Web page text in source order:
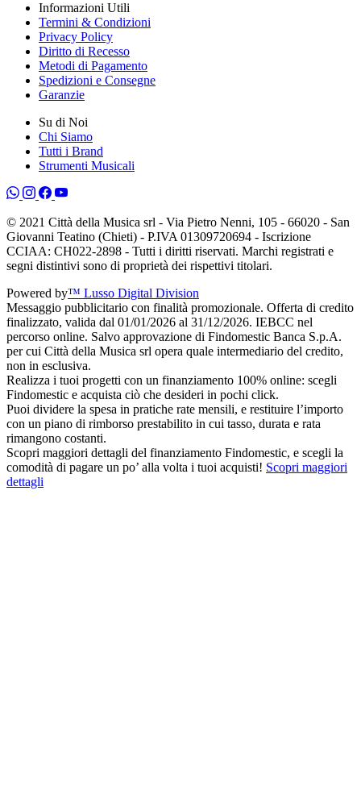
Informazioni Utili
Termini & Condizioni
Privacy Policy
Diritto di Recesso
Metodi di Pagamento
Spedizioni e Consegne
Garanzie
Su di Noi
Chi Siamo
Tutti i Brand
Strumenti Musicali
© 2021 Città della Musica srl - Via Pietro Nenni, 105 - 66020 - San
Giovanni Teatino (Chieti) - P.IVA 01309720694 - Iscrizione
CCIAA: CH022-2898 - Tutti i diritti riservati. Marchi registrati e
segni distintivi sono di proprietà dei rispettivi titolari.
Powered by™ Lusso Digital Division
Messaggio pubblicitario con finalità promozionale. Offerta di credito
finalizzato, valida dal 01/01/2026 al 31/12/2026. IEBCC nel
percorso online. Salvo approvazione di Findomestic Banca S.p.A.
per cui Città della Musica srl opera quale intermediario del credito,
non in esclusiva.
Realizza i tuoi progetti con un finanziamento 100% online: scegli
Findomestic e acquista ciò che desideri in pochi click.
Puoi dividere la spesa in pratiche rate mensili, e restituire l’importo
con un piano di rimborso prestabilito in cui tasso, durata e rata
rimangono costanti.
Scopri maggiori dettagli del finanziamento Findomestic, e scegli la
comodità di pagare un po’ alla volta i tuoi acquisti! Scopri maggiori
dettagli